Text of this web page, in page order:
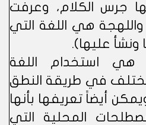
جرس الكلام، وعرفت
واللهجة هي اللغة التي
ونشأ عليها).
استخدام اللغة
في طريقة النطق
أيضاً تعريفها بأنها
المحلية التي